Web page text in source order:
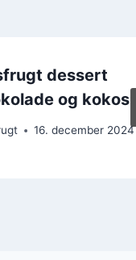
dessert
og kokos
16. december 2024